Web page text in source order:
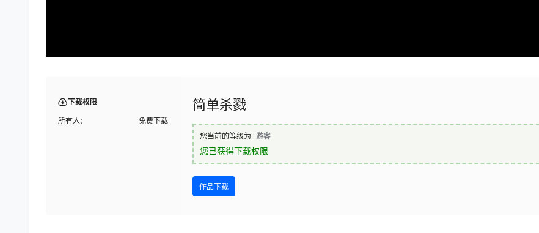
下载权限
所有人： 免费下载
简单杀戮
您当前的等级为 游客
您已获得下载权限
作品下载